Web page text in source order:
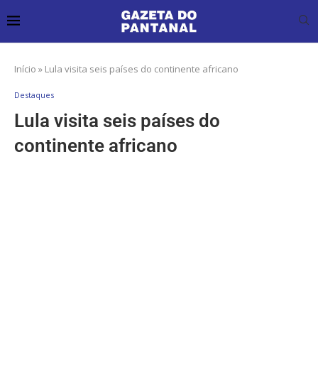
Início » Lula visita seis países do continente africano
Destaques
Lula visita seis países do
continente africano